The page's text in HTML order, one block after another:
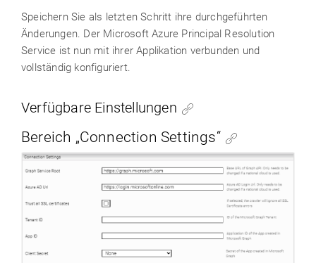
Speichern Sie als letzten Schritt ihre durchgeführten
Änderungen. Der Microsoft Azure Principal Resolution
Service ist nun mit ihrer Applikation verbunden und
vollständig konfiguriert.
Verfügbare Einstellungen
Bereich „Connection Settings“